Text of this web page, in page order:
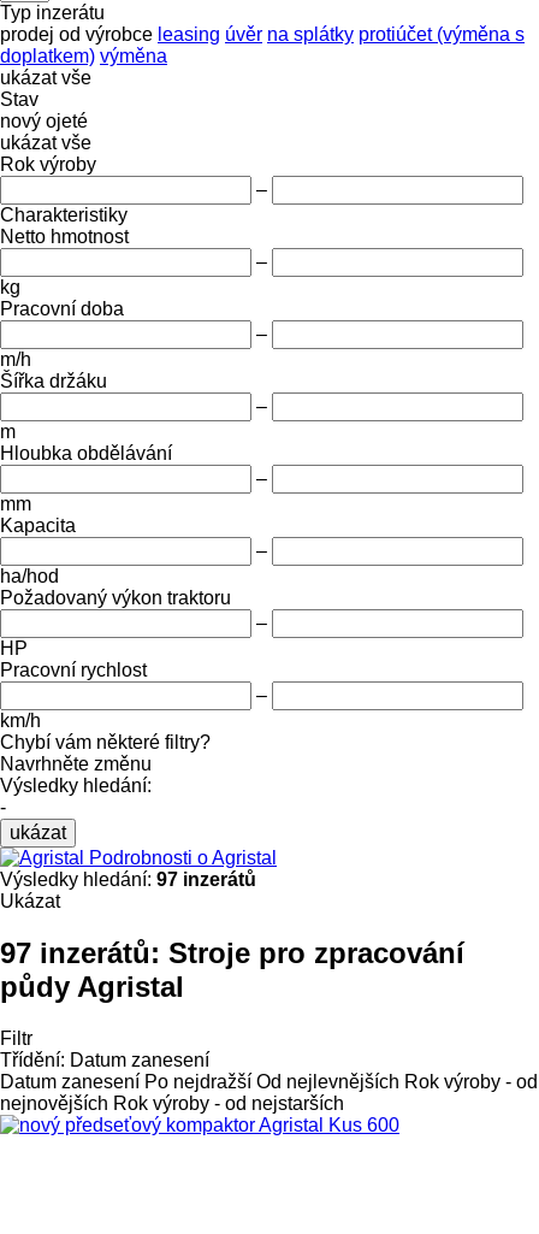
Typ inzerátu
prodej od výrobce leasing úvěr na splátky protiúčet (výměna s
doplatkem) výměna
ukázat vše
Stav
nový ojeté
ukázat vše
Rok výroby
–
Charakteristiky
Netto hmotnost
–
kg
Pracovní doba
–
m/h
Šířka držáku
–
m
Hloubka obdělávání
–
mm
Kapacita
–
ha/hod
Požadovaný výkon traktoru
–
HP
Pracovní rychlost
–
km/h
Chybí vám některé filtry?
Navrhněte změnu
Výsledky hledání:
-
ukázat
Podrobnosti o Agristal
Výsledky hledání: 97 inzerátů
Ukázat
97 inzerátů: Stroje pro zpracování
půdy Agristal
Filtr
Třídění: Datum zanesení
Datum zanesení Po nejdražší Od nejlevnějších Rok výroby - od
nejnovějších Rok výroby - od nejstarších